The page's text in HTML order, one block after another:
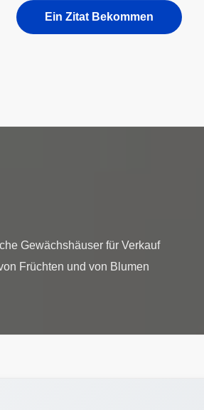
Ein Zitat Bekommen
Gewächshäuser für Verkauf
Früchten und von Blumen